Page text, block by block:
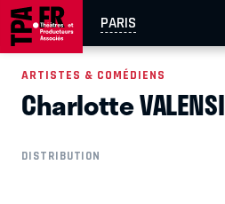
PARIS
AIX-MARSEILLE
EN TOURNÉE
ARTISTES & COMÉDIENS
Charlotte VALENSI
DISTRIBUTION